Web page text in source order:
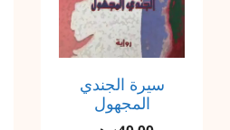
سيرة الجندي
المجهول